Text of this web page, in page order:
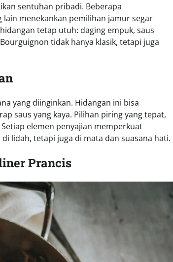
sentuhan pribadi. Beberapa
menekankan pemilihan jamur segar
tetap utuh: daging empuk, saus
tidak hanya klasik, tetapi juga
yang diinginkan. Hidangan ini bisa
saus yang kaya. Pilihan piring yang tepat,
elemen penyajian memperkuat
lidah, tetapi juga di mata dan suasana hati.
Prancis